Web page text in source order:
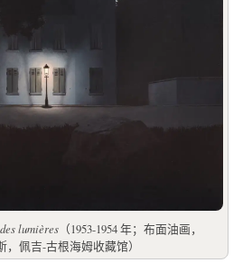
lumières（1953-1954 年；布面油画，
，佩吉-古根海姆收藏馆）